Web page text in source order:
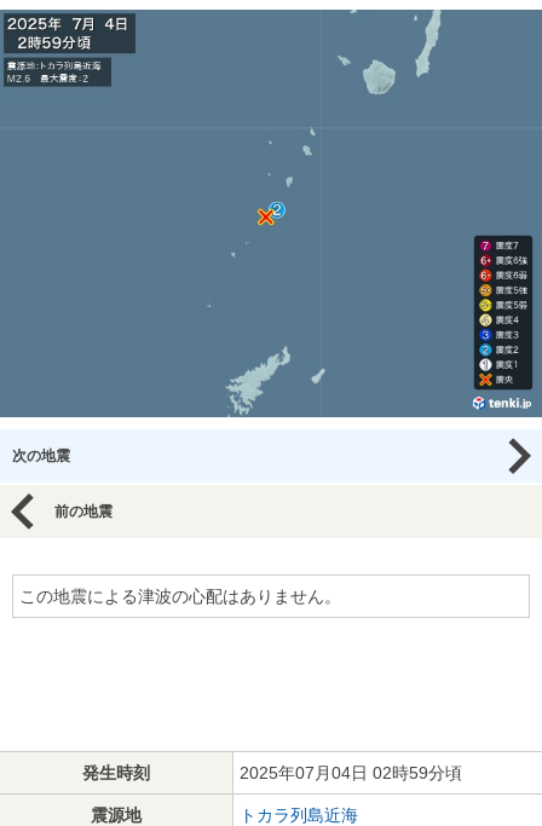
次の地震
前の地震
この地震による津波の心配はありません。
発生時刻 2025年07月04日 02時59分頃
震源地 トカラ列島近海